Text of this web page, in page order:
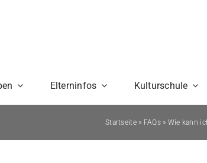
Elterninfos Kulturschule
Startseite» FAQs» Wie kann